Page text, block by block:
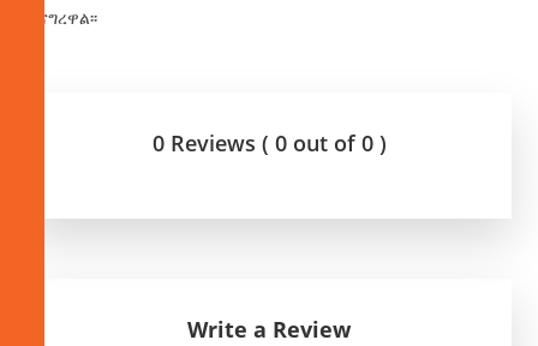
ተናግረዋል፡፡
0 Reviews ( 0 out of 0 )
Write a Review